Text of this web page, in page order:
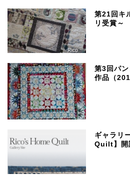
第21回キ
リ受賞～
第3回パ
作品（
ギャラリ
Quilt】開